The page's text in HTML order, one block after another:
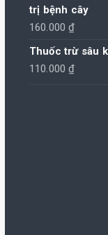
trị bệnh cây
160.000₫
Thuốc trừ sâu
110.000₫